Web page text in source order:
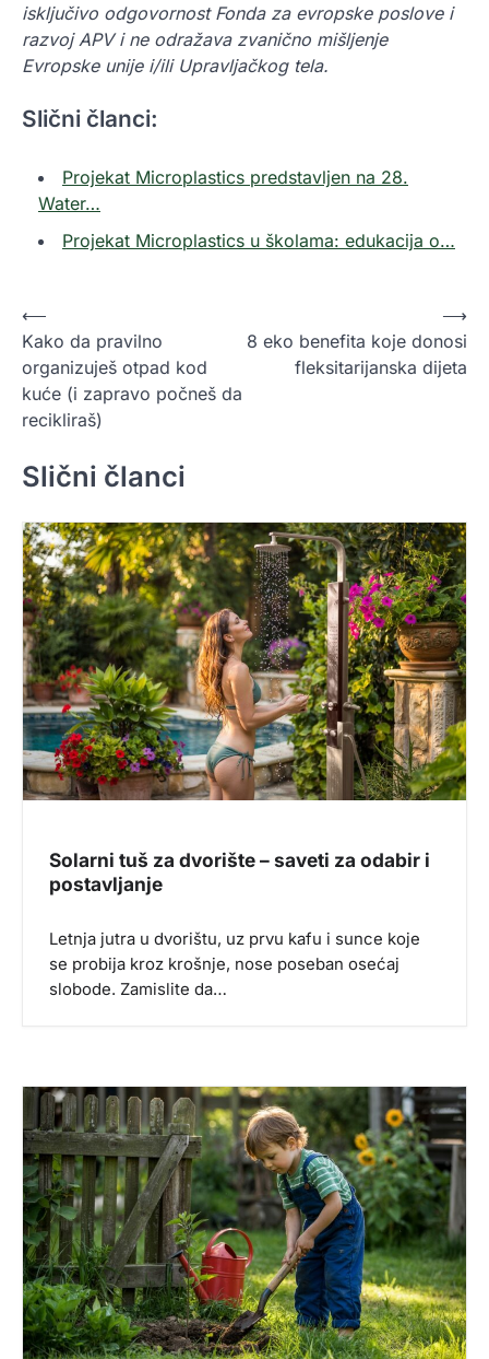
isključivo odgovornost Fonda za evropske poslove i
razvoj APV i ne odražava zvanično mišljenje
Evropske unije i/ili Upravljačkog tela.
Slični članci:
Projekat Microplastics predstavljen na 28.
Water…
Projekat Microplastics u školama: edukacija o…
K
r
e
t
n
j
e
č
l
a
n
k
a
⟵
Kako da pravilno
organizuješ otpad kod
kuće (i zapravo počneš da
recikliraš)
8 eko benefita koje donosi
fleksitarijanska dijeta
⟶
Slični članci
Solarni tuš za dvorište – saveti za odabir i
postavljanje
Letnja jutra u dvorištu, uz prvu kafu i sunce koje
se probija kroz krošnje, nose poseban osećaj
slobode. Zamislite da…